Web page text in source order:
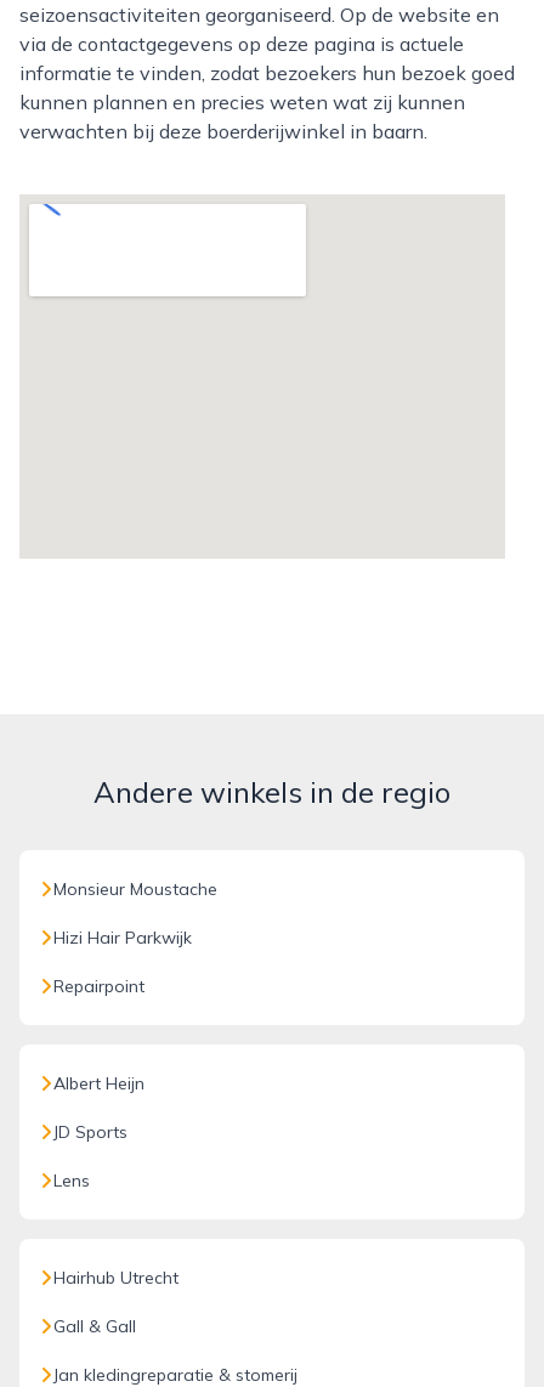
seizoensactiviteiten georganiseerd. Op de website en
via de contactgegevens op deze pagina is actuele
informatie te vinden, zodat bezoekers hun bezoek goed
kunnen plannen en precies weten wat zij kunnen
verwachten bij deze boerderijwinkel in baarn.
Andere winkels in de regio
Monsieur Moustache
Hizi Hair Parkwijk
Repairpoint
Albert Heijn
JD Sports
Lens
Hairhub Utrecht
Gall & Gall
Jan kledingreparatie & stomerij